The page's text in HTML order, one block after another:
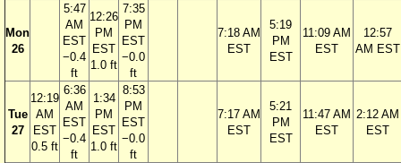
Mon
26
5:47
AM
EST
−0.4
ft
12:26
PM
EST
1.0 ft
7:35
PM
EST
−0.0
ft
7:18 AM
EST
5:19
PM
EST
11:09 AM
EST
12:57
AM EST
Tue
27
12:19
AM
EST
0.5 ft
6:36
AM
EST
−0.4
ft
1:34
PM
EST
1.0 ft
8:53
PM
EST
−0.0
ft
7:17 AM
EST
5:21
PM
EST
11:47 AM
EST
2:12 AM
EST